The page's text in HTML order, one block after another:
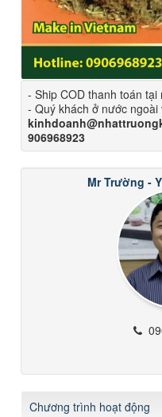
- Ship COD thanh toán tại
- Quý khách ở nước
906968923
Mr Trường -
Chương trình hoạt động